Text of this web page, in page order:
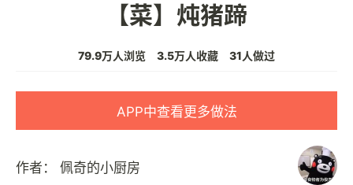
【菜】炖猪蹄
79.9万人浏览 3.5万人收藏 31人做过
APP中查看更多做法
作者： 佩奇的小厨房